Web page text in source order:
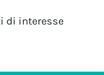
di interesse